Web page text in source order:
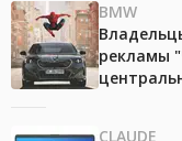
BMW
рекламы
CLAUDE